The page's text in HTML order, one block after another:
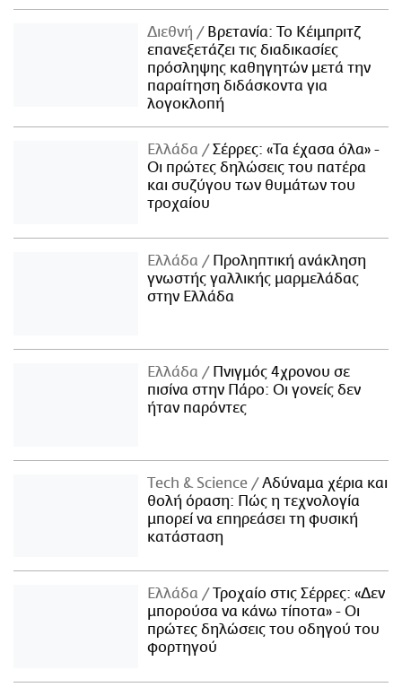
Διεθνή
Βρετανία: Το Κέιμπριτζ
επανεξετάζει τις διαδικασίες
πρόσληψης καθηγητών μετά την
παραίτηση διδάσκοντα για
λογοκλοπή
Ελλάδα
Σέρρες: «Τα έχασα όλα» -
Οι πρώτες δηλώσεις του πατέρα
και συζύγου των θυμάτων του
τροχαίου
Ελλάδα
Προληπτική ανάκληση
γνωστής γαλλικής μαρμελάδας
στην Ελλάδα
Ελλάδα
Πνιγμός 4χρονου σε
πισίνα στην Πάρο: Οι γονείς δεν
ήταν παρόντες
Τech & Science
Αδύναμα χέρια και
θολή όραση: Πώς η τεχνολογία
μπορεί να επηρεάσει τη φυσική
κατάσταση
Ελλάδα
Τροχαίο στις Σέρρες: «Δεν
μπορούσα να κάνω τίποτα» - Οι
πρώτες δηλώσεις του οδηγού του
φορτηγού